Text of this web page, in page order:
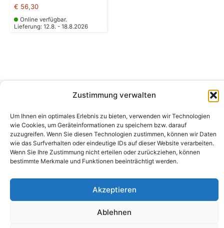
Zustimmung verwalten
Um Ihnen ein optimales Erlebnis zu bieten, verwenden wir Technologien
wie Cookies, um Geräteinformationen zu speichern bzw. darauf
zuzugreifen. Wenn Sie diesen Technologien zustimmen, können wir Daten
wie das Surfverhalten oder eindeutige IDs auf dieser Website verarbeiten.
Wenn Sie Ihre Zustimmung nicht erteilen oder zurückziehen, können
bestimmte Merkmale und Funktionen beeinträchtigt werden.
Akzeptieren
Ablehnen
€ 56,30
Online verfügbar.
Lieferung: 12.8. - 18.8.2026
Peter-Leardi-Weg 4, 8054 Graz
Steiermark / Österreich​
+43 316 225711​ •info@campingbergler.at​
Impressum
Cookie-Richtlinie (EU)
Echtheit von Bewertungen